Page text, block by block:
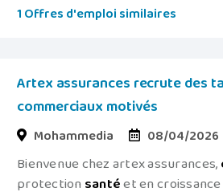
1 Offres d'emploi similaires
Artex assurances recrute des
commerciaux motivés
Mohammedia 08/04/2026
Bienvenue chez artex assurances,
protectionsantéet en